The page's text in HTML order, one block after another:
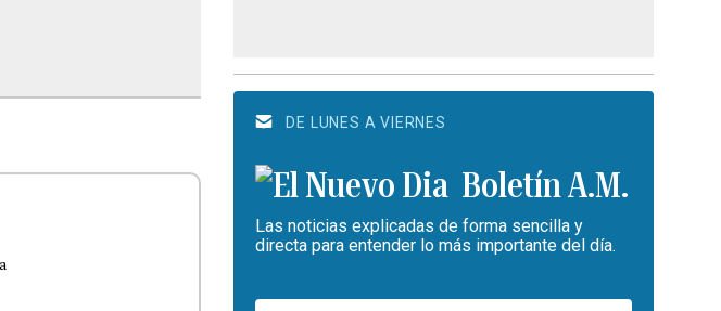
DE LUNES A VIERNES
Boletín A.M.
Las noticias explicadas de forma sencilla y
directa para entender lo más importante del día.